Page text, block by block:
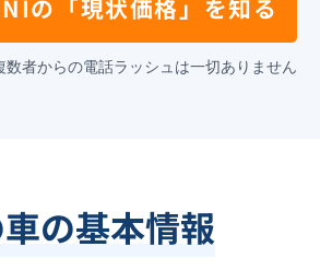
の 「現状価格」を知る
者からの電話ラッシュは一切ありません
の基本情報